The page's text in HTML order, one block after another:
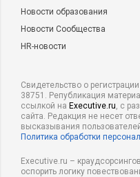
Новости образования
Новости Сообщества
HR-новости
Свидетельство о
38751. Републикация
ссылкой на Executive.ru, с
сайта. Редакция не несет
высказывания
Политика обработки
Executive.ru –
оспорить логику